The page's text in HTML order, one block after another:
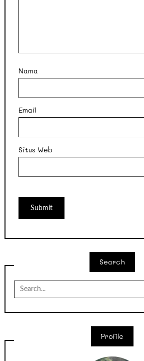
Nama
Email
Situs Web
Search
Search
for:
Profile